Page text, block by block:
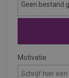
Geen bestand
Motivatie